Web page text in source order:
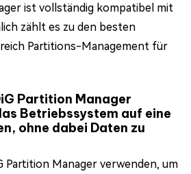
ist vollständig kompatibel mit
zählt es zu den besten
Partitions-Management für
Partition Manager
Betriebssystem auf eine
ohne dabei Daten zu
Partition Manager verwenden, um